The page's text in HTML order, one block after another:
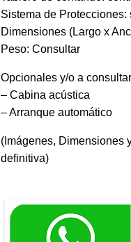
Sistema de Protecciones:
Dimensiones (Largo x
Peso: Consultar
Opcionales y/o a
– Cabina acústica
– Arranque automático
(Imágenes, Dimensiones
definitiva)